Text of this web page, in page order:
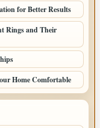
for Better Results
Rings and Their
Home Comfortable